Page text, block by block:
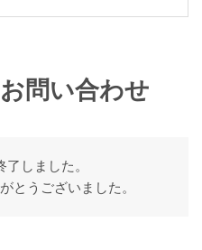
問い合わせ
しました。
とうございました。